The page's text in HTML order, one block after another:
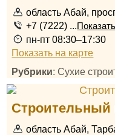
область Абай,
+7 (7222) ...
пн-пт 08:30–17:30
Показать на карте
Рубрики: Сухие
Строительный
область Абай,